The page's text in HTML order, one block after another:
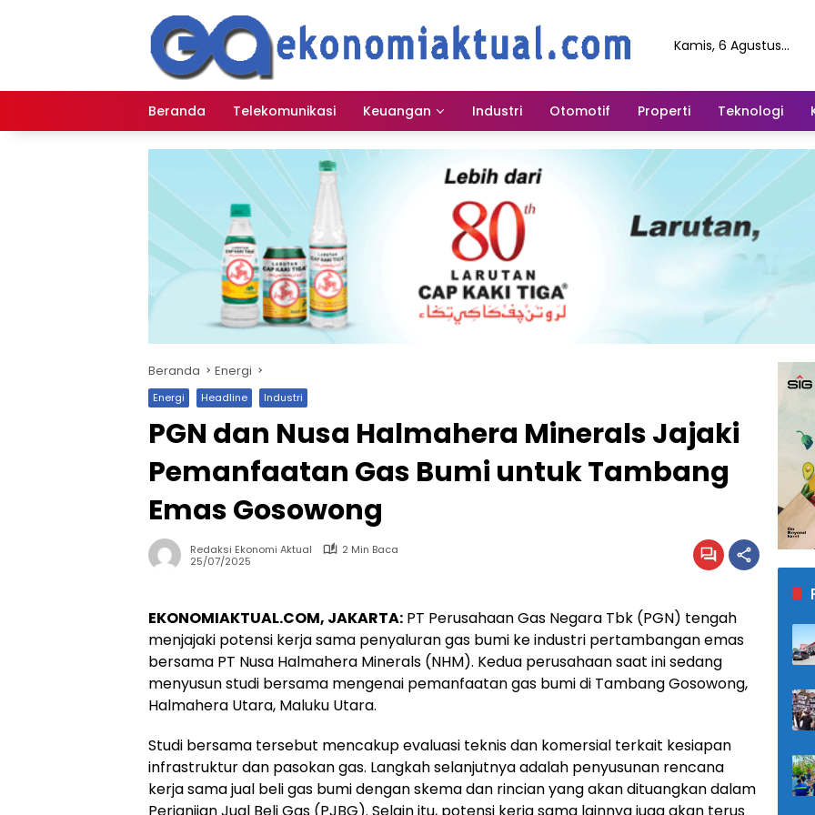
Kamis, 6 Agustus
Beranda Telekomunikasi Keuangan Industri Otomotif Properti Teknologi
Beranda Energi
Energi Headline Industri
PGN dan Nusa Halmahera Minerals Jajaki
Pemanfaatan Gas Bumi untuk Tambang
Emas Gosowong
Redaksi Ekonomi Aktual
2 Min Baca
25/07/2025
EKONOMIAKTUAL.COM, JAKARTA: PT Perusahaan Gas Negara Tbk (PGN) tengah
menjajaki potensi kerja sama penyaluran gas bumi ke industri pertambangan emas
bersama PT Nusa Halmahera Minerals (NHM). Kedua perusahaan saat ini sedang
menyusun studi bersama mengenai pemanfaatan gas bumi di Tambang Gosowong,
Halmahera Utara, Maluku Utara.
Studi bersama tersebut mencakup evaluasi teknis dan komersial terkait kesiapan
infrastruktur dan pasokan gas. Langkah selanjutnya adalah penyusunan rencana
kerja sama jual beli gas bumi dengan skema dan rincian yang akan dituangkan dalam